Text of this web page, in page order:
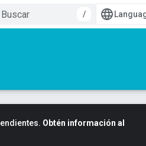
/
Obtén información al